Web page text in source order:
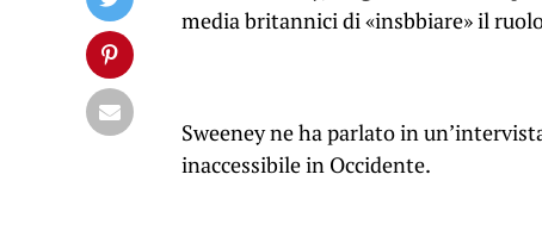
media britannici di «insbbiare» il
Sweeney ne ha parlato in
inaccessibile in Occidente.